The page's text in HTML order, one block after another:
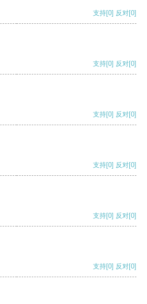
支持[0] 反对[0]
支持[0] 反对[0]
支持[0] 反对[0]
支持[0] 反对[0]
支持[0] 反对[0]
支持[0] 反对[0]